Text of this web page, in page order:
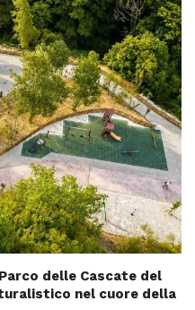
delle Cascate del
nel cuore della